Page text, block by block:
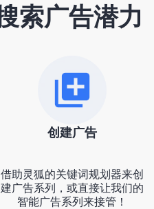
索广告潜力
创建广告
借助灵狐的关键词规划器来创
建广告系列，或直接让我们的
智能广告系列来接管！